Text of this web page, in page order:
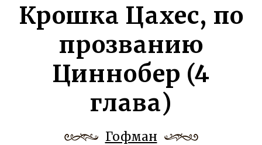
Крошка Цахес, по
прозванию
Циннобер (4
глава)
Гофман